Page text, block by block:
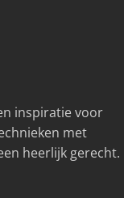
inspiratie voor
met
heerlijk gerecht.